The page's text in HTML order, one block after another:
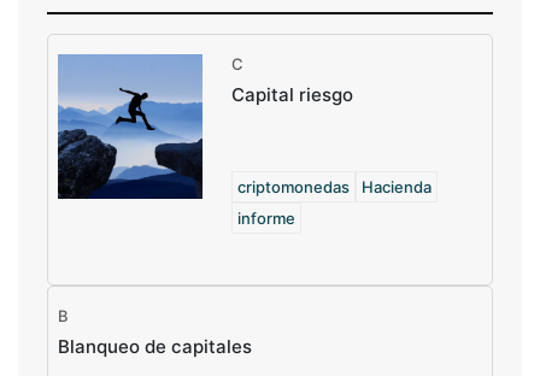
C
Capital riesgo
criptomonedas
Hacienda
informe
B
Blanqueo de capitales